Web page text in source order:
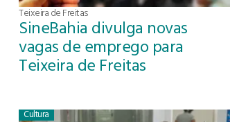
Teixeira de Freitas
SineBahia divulga novas
vagas de emprego para
Teixeira de Freitas
Cultura